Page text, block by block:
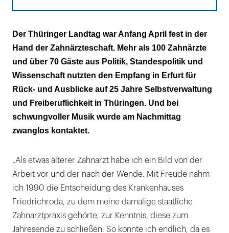
KZV
Thüringen,
und
Dr.
Christian
Junge,
Präsident
der
Thüringen
Freiberuflichkeit heißt Gestaltungsfreude
Der Thüringer Landtag war Anfang April fest in der
Hand der Zahnärzteschaft. Mehr als 100 Zahnärzte
und über 70 Gäste aus Politik, Standespolitik und
Wissenschaft nutzten den Empfang in Erfurt für
Rück- und Ausblicke auf 25 Jahre Selbstverwaltung
und Freiberuflichkeit in Thüringen. Und bei
schwungvoller Musik wurde am Nachmittag
zwanglos kontaktet.
„Als etwas älterer Zahnarzt habe ich ein Bild von der
Arbeit vor und der nach der Wende. Mit Freude nahm
ich 1990 die Entscheidung des Krankenhauses
Friedrichroda, zu dem meine damalige staatliche
Zahnarztpraxis gehörte, zur Kenntnis, diese zum
Jahresende zu schließen. So konnte ich endlich, da es